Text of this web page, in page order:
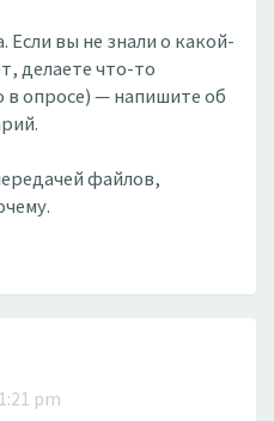
Если вы не знали о какой-
делаете что-то
в опросе) — напишите об
файлов,
pm